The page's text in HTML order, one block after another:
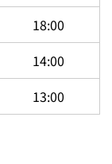
18:00
14:00
13:00